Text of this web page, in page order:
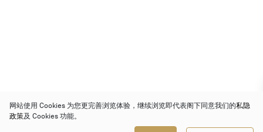
网站使用 Cookies 为您更完善浏览体验，继续浏览即代表阁下同意我们的私隐
政策及 Cookies 功能。